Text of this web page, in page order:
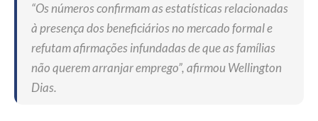
“Os números confirmam as estatísticas relacionadas
à presença dos beneficiários no mercado formal e
refutam afirmações infundadas de que as famílias
não querem arranjar emprego”, afirmou Wellington
Dias.